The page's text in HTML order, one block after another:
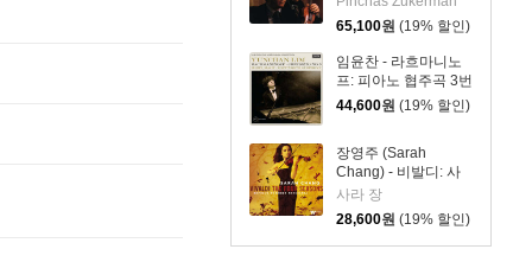
스 (Sibelius: Violin
Concerto /
Beethoven:
Romances For) [LP]
65,100원 (19% 할인)
임윤찬 - 라흐마니노
프: 피아노 협주곡 3번
[반 클라이번 콩쿠르
Piano Concerto
Op.30) [LP]
44,600원 (19% 할인)
장영주 (Sarah
Chang) - 비발디: 사
계 (Vivaldi: The Four
Seasons) [LP]
사라 장
28,600원 (19% 할인)